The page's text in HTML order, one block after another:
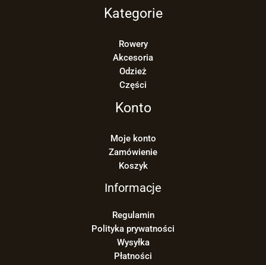
Kategorie
Rowery
Akcesoria
Odzież
Części
Konto
Moje konto
Zamówienie
Koszyk
Informacje
Regulamin
Polityka prywatności
Wysyłka
Płatności